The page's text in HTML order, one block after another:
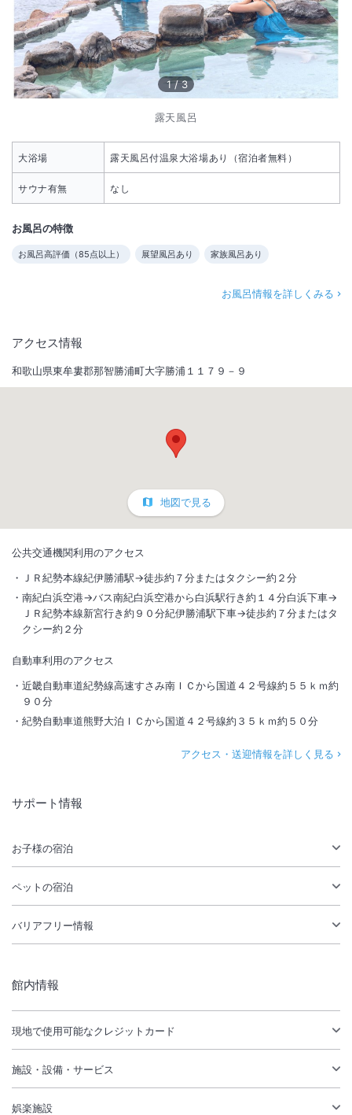
1 /3
露天風呂
大浴場 露天風呂付温泉大浴場あり（宿泊者無料）
サウナ有無 なし
お風呂の特徴
お風呂高評価（85点以上） 展望風呂あり 家族風呂あり
お風呂情報を詳しくみる
アクセス情報
和歌山県東牟婁郡那智勝浦町大字勝浦１１７９－９
地図で見る
公共交通機関利用のアクセス
ＪＲ紀勢本線紀伊勝浦駅→徒歩約７分またはタクシー約２分
南紀白浜空港→バス南紀白浜空港から白浜駅行き約１４分白浜下車→
ＪＲ紀勢本線新宮行き約９０分紀伊勝浦駅下車→徒歩約７分またはタ
クシー約２分
自動車利用のアクセス
近畿自動車道紀勢線高速すさみ南ＩＣから国道４２号線約５５ｋｍ約
９０分
紀勢自動車道熊野大泊ＩＣから国道４２号線約３５ｋｍ約５０分
アクセス・送迎情報を詳しく見る
サポート情報
お子様の宿泊
ペットの宿泊
バリアフリー情報
館内情報
現地で使用可能なクレジットカード
施設・設備・サービス
娯楽施設